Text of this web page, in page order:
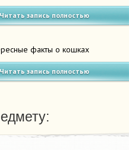
Читать запись полностью
факты о кошках
Читать запись полностью